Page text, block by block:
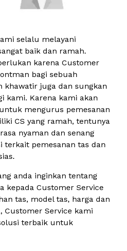
selalu melayani
baik dan ramah.
karena Customer
bagi sebuah
khawatir juga dan sungkan
kami. Karena kami akan
mengurus pemesanan
CS yang ramah, tentunya
nyaman dan senang
terkait pemesanan tas dan
anda inginkan tentang
kepada Customer Service
tas, model tas, harga dan
Customer Service kami
terbaik untuk